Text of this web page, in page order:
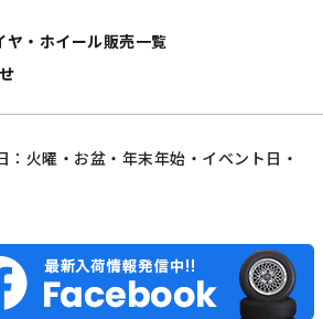
ヤ・ホイール販売一覧
：火曜・お盆・年末年始・イベント日・